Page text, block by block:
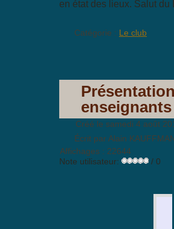
en état des lieux. Salut du
Catégorie : Le club
enseignants
Créé le samedi 4 août
Écrit par Alain
Affichages : 22644
Note utilisateur:
/ 0